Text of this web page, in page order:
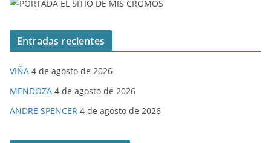
Entradas recientes
VIÑA 4 de agosto de 2026
MENDOZA 4 de agosto de 2026
ANDRE SPENCER 4 de agosto de 2026